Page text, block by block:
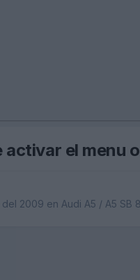
activar el menu
del 2009 en Audi A5 / A5 SB